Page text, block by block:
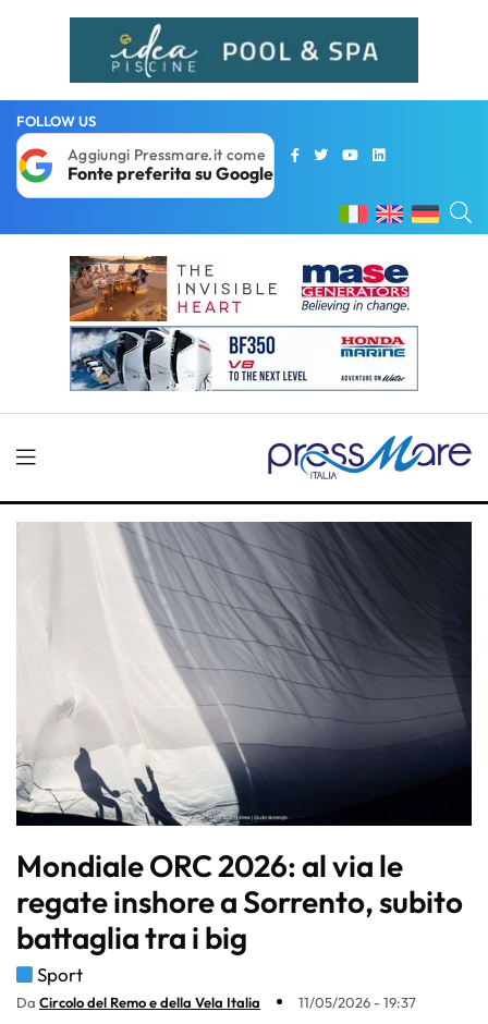
FOLLOW US
Aggiungi Pressmare.it come
Fonte preferita su Google
Mondiale ORC 2026: al via le
regate inshore a Sorrento, subito
battaglia tra i big
Sport
Da Circolo del Remo e della Vela Italia 11/05/2026 - 19:37